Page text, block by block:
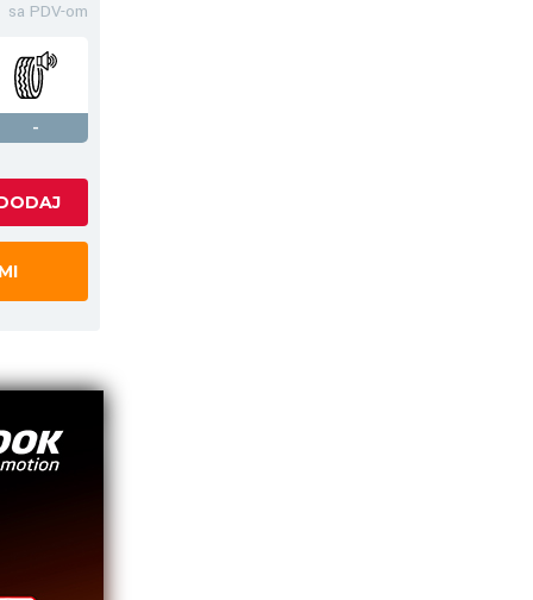
sa PDV-om
-